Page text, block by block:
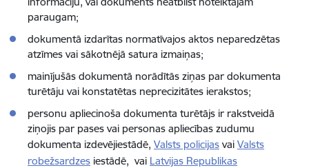
paraugam;
dokumentā izdarītas normatīvajos aktos neparedzētas
atzīmes vai sākotnējā satura izmaiņas;
mainījušās dokumentā norādītās ziņas par dokumenta
turētāju vai konstatētas neprecizitātes ierakstos;
personu apliecinoša dokumenta turētājs ir rakstveidā
ziņojis par pases vai personas apliecības zudumu
dokumenta izdevējiestādē, Valsts policijas vai Valsts
robežsardzes iestādē, vai Latvijas Republikas